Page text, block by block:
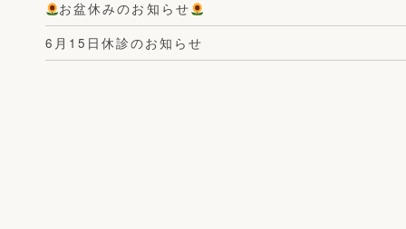
お盆休みのお知らせ
6月15日休診のお知らせ